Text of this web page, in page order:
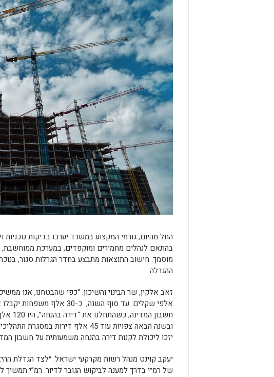
החל מהיום, גורמי המקצוע במשרד יערכו בדיקות טכניות
בהתאם לנהלים מחמירים ומוקפדים, במערכת ממוחשבת,
מוסמך. חישוב התוצאות מתבצע בחדר הגרלות סגור,
ההגרלה.
זאב אלקין, שר הבינוי והשיכון:“כפי שהבטחנו, אנו
אלפי שקלים. עד סוף השנה,
יזכו ליכולת לקנות דירה בהנחה משמעותית על חשבון
יעקב קוינט מנהל רשות מקרקעי ישראל: ״לצד הגדלת
של רמ״י בדרך למענה לביקוש הגובר לדיור. רמ”י תמשיך